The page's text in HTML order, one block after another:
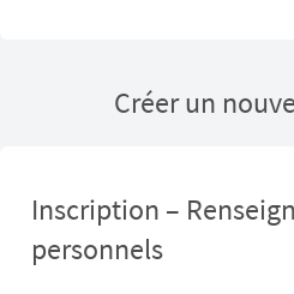
Créer un
Inscription –
personnels